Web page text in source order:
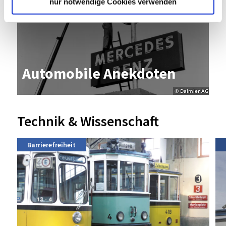
© Daimler AG
Au­to­mo­bi­le An­ek­do­ten
Technik & Wissenschaft
Barrierefreiheit